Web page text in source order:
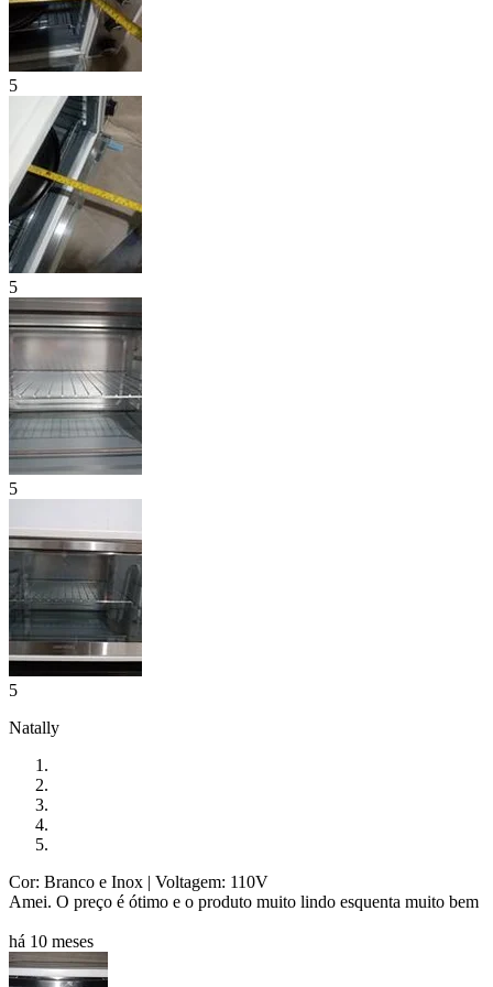
5
5
5
5
Natally
Cor: Branco e Inox | Voltagem: 110V
Amei. O preço é ótimo e o produto muito lindo esquenta muito bem
há 10 meses